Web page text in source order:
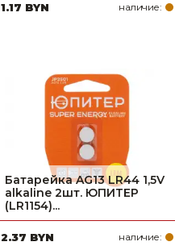
1.17 BYN наличие:
Батарейка AG13 LR44 1,5V
alkaline 2шт. ЮПИТЕР
(LR1154)...
2.37 BYN наличие: